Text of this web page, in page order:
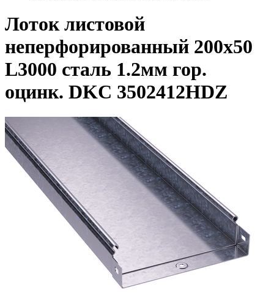
Лоток листовой
неперфорированный 200х50
L3000 сталь 1.2мм гор.
оцинк. DKC 3502412HDZ